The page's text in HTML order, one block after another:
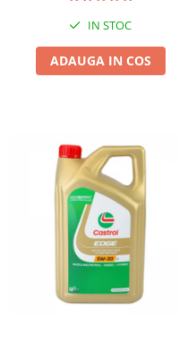
IN STOC
ADAUGA IN COS